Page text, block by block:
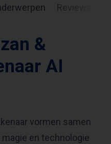
Reviews
&
AI
vormen samen
en technologie